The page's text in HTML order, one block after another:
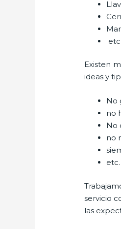
etc
Existen
ideas y
No
no
No
no
etc.
servicio
las